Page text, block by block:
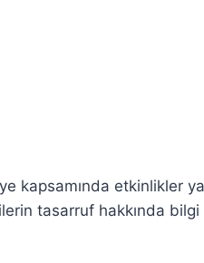
kapsamında etkinlikler
tasarruf hakkında